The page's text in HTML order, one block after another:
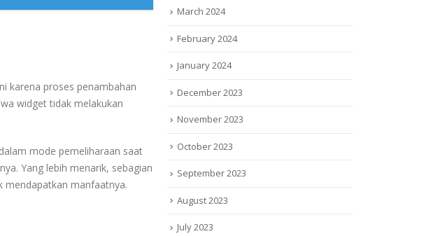
karena proses penambahan
widget tidak melakukan
mode pemeliharaan saat
Yang lebih menarik, sebagian
mendapatkan manfaatnya.
March 2024
February 2024
January 2024
December 2023
November 2023
October 2023
September 2023
August 2023
July 2023